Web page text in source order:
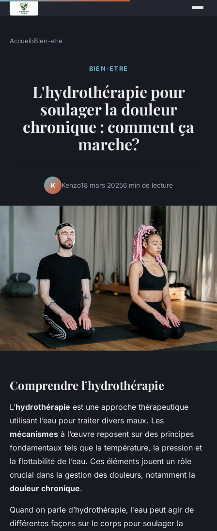
Accueil›Bien-etre
BIEN-ETRE
L'hydrothérapie pour
soulager la douleur
chronique : comment ça
marche?
K Kenzo18 mars 20256 min de lecture
Comprendre l’hydrothérapie
L’hydrothérapie est une approche thérapeutique
utilisant l’eau pour traiter divers maux. Les
mécanismes à l’œuvre reposent sur des principes
fondamentaux tels que la température, la pression et
la flottabilité de l’eau. Ces éléments jouent un rôle
crucial dans la gestion des douleurs, notamment la
douleur chronique.
Quand on parle d’hydrothérapie, l’eau peut agir de
différentes façons sur le corps pour soulager la